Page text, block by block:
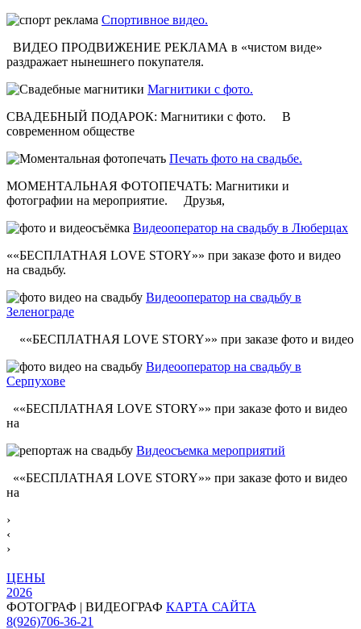
Спортивное видео.
ВИДЕО ПРОДВИЖЕНИЕ РЕКЛАМА в «чистом виде»
раздражает нынешнего покупателя.
Магнитики с фото.
СВАДЕБНЫЙ ПОДАРОК: Магнитики с фото. В
современном обществе
Печать фото на свадьбе.
МОМЕНТАЛЬНАЯ ФОТОПЕЧАТЬ: Магнитики и
фотографии на мероприятие. Друзья,
Видеооператор на свадьбу в Люберцах
««БЕСПЛАТНАЯ LOVE STORY»» при заказе фото и видео
на свадьбу.
Видеооператор на свадьбу в
Зеленограде
««БЕСПЛАТНАЯ LOVE STORY»» при заказе фото и видео
Видеооператор на свадьбу в
Серпухове
««БЕСПЛАТНАЯ LOVE STORY»» при заказе фото и видео
на
Видеосъемка мероприятий
««БЕСПЛАТНАЯ LOVE STORY»» при заказе фото и видео
на
›
‹
›
ЦЕНЫ
2026
ФОТОГРАФ | ВИДЕОГРАФ КАРТА САЙТА
8(926)706-36-21